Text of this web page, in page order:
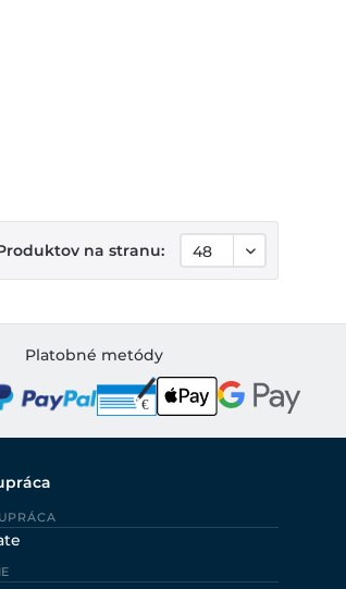
na stranu:
Platobné metódy